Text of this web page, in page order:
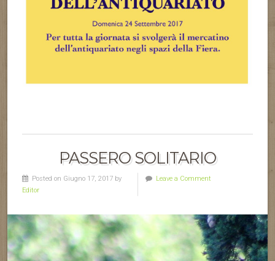
PASSERO SOLITARIO
Posted on Giugno 17, 2017 by
Editor
Leave a Comment